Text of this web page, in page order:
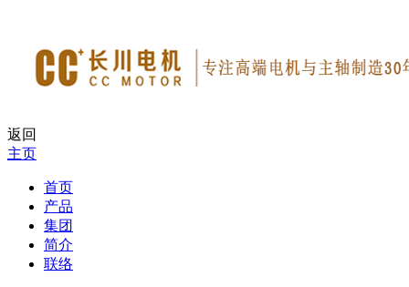
返回
主页
首页
产品
集团
简介
联络